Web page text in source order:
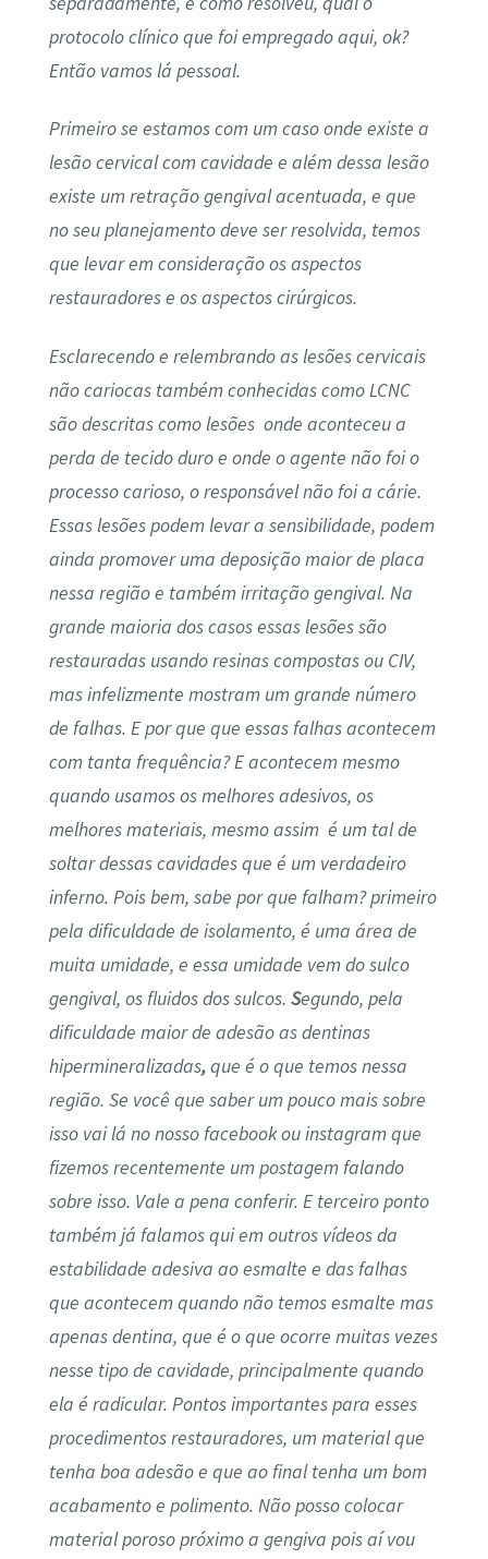
protocolo clínico que foi empregado aqui, ok?
Então vamos lá pessoal.
Primeiro se estamos com um caso onde existe a
lesão cervical com cavidade e além dessa lesão
existe um retração gengival acentuada, e que
no seu planejamento deve ser resolvida, temos
que levar em consideração os aspectos
restauradores e os aspectos cirúrgicos.
Esclarecendo e relembrando as lesões cervicais
não cariocas também conhecidas como LCNC
são descritas como lesões onde aconteceu a
perda de tecido duro e onde o agente não foi o
processo carioso, o responsável não foi a cárie.
Essas lesões podem levar a sensibilidade, podem
ainda promover uma deposição maior de placa
nessa região e também irritação gengival. Na
grande maioria dos casos essas lesões são
restauradas usando resinas compostas ou CIV,
mas infelizmente mostram um grande número
de falhas. E por que que essas falhas acontecem
com tanta frequência? E acontecem mesmo
quando usamos os melhores adesivos, os
melhores materiais, mesmo assim é um tal de
soltar dessas cavidades que é um verdadeiro
inferno. Pois bem, sabe por que falham? primeiro
pela dificuldade de isolamento, é uma área de
muita umidade, e essa umidade vem do sulco
gengival, os fluidos dos sulcos. Segundo, pela
dificuldade maior de adesão as dentinas
hipermineralizadas,que é o que temos nessa
região. Se você que saber um pouco mais sobre
isso vai lá no nosso facebook ou instagram que
fizemos recentemente um postagem falando
sobre isso. Vale a pena conferir. E terceiro ponto
também já falamos qui em outros vídeos da
estabilidade adesiva ao esmalte e das falhas
que acontecem quando não temos esmalte mas
apenas dentina, que é o que ocorre muitas vezes
nesse tipo de cavidade, principalmente quando
ela é radicular. Pontos importantes para esses
procedimentos restauradores, um material que
tenha boa adesão e que ao final tenha um bom
acabamento e polimento. Não posso colocar
material poroso próximo a gengiva pois aí vou